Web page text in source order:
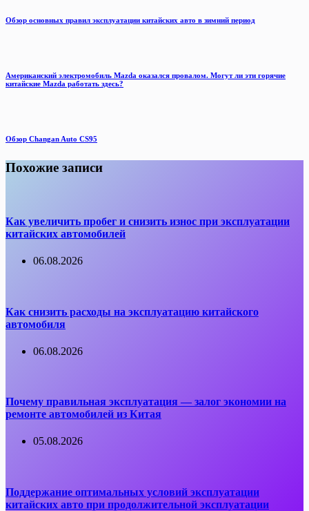
Обзор основных правил эксплуатации китайских авто в зимний период
Американский электромобиль Mazda оказался провалом. Могут ли эти горячие
китайские Mazda работать здесь?
Обзор Changan Auto CS95
Похожие записи
Как увеличить пробег и снизить износ при эксплуатации
китайских автомобилей
06.08.2026
Как снизить расходы на эксплуатацию китайского
автомобиля
06.08.2026
Почему правильная эксплуатация — залог экономии на
ремонте автомобилей из Китая
05.08.2026
Поддержание оптимальных условий эксплуатации
китайских авто при продолжительной эксплуатации